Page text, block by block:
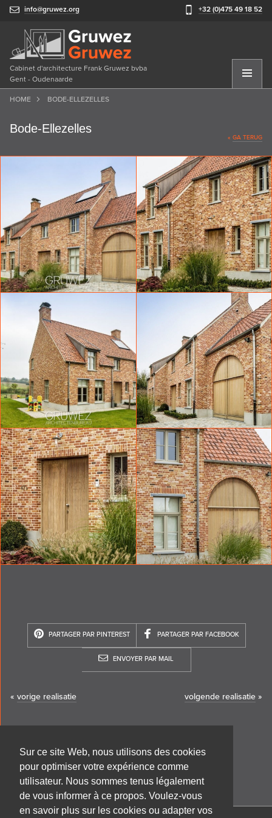
Sur ce site Web, nous utilisons des cookies
pour optimiser votre expérience comme
utilisateur. Nous sommes tenus légalement
de vous informer à ce propos. Voulez-vous
en savoir plus sur les cookies ou adapter vos
info@gruwez.org +32 (0)475 49 18 52
Cabinet d'architecture Frank Gruwez bvba
Gent - Oudenaarde
HOME BODE-ELLEZELLES
Bode-Ellezelles
« GA TERUG
PARTAGER PAR PINTEREST PARTAGER PAR FACEBOOK
ENVOYER PAR MAIL
« vorige realisatie volgende realisatie »